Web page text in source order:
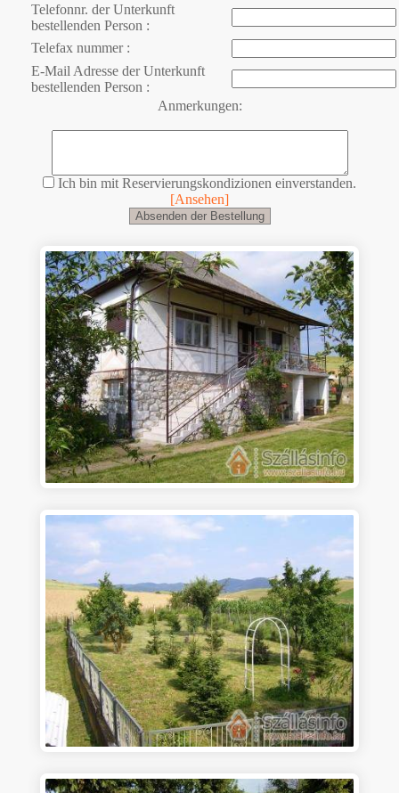
Telefonnr. der Unterkunft
bestellenden Person :
Telefax nummer :
E-Mail Adresse der Unterkunft
bestellenden Person :
Anmerkungen:
Ich bin mit Reservierungskondizionen einverstanden.
[Ansehen]